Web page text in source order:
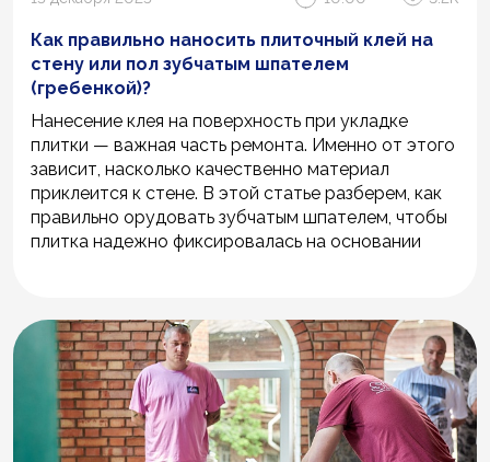
Как правильно наносить плиточный клей на
стену или пол зубчатым шпателем
(гребенкой)?
Нанесение клея на поверхность при укладке
плитки — важная часть ремонта. Именно от этого
зависит, насколько качественно материал
приклеится к стене. В этой статье разберем, как
правильно орудовать зубчатым шпателем, чтобы
плитка надежно фиксировалась на основании